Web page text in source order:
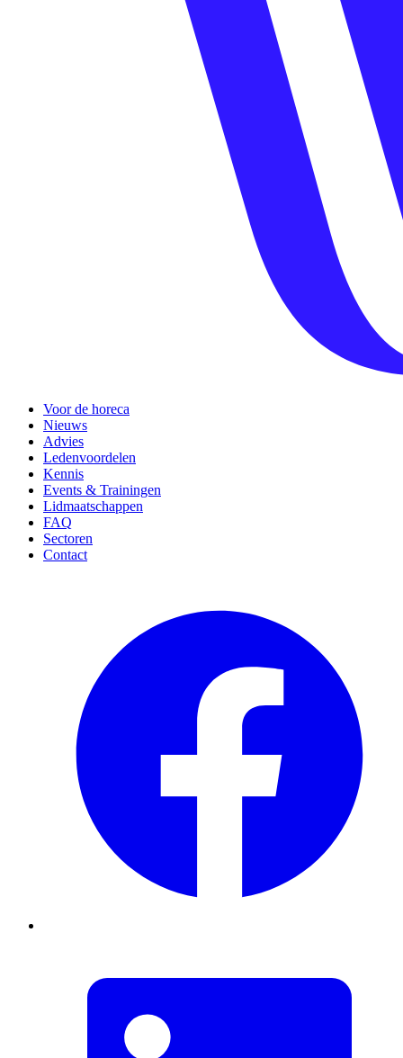
Voor de horeca
Nieuws
Advies
Ledenvoordelen
Kennis
Events & Trainingen
Lidmaatschappen
FAQ
Sectoren
Contact